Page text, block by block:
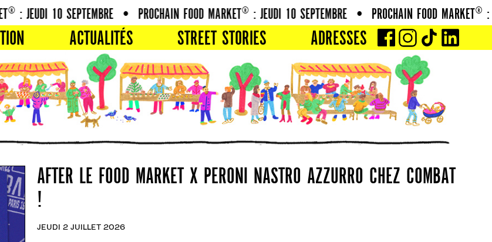
: JEUDI 10 SEPTEMBRE • PROCHAIN FOOD MARKET® : JEUDI 10 SEPTEMBRE • PROCHAIN FOOD MARKET® :
ACTUALITÉS STREET STORIES ADRESSES
AFTER LE FOOD MARKET X PERONI NASTRO AZZURRO CHEZ COMBAT
!
JEUDI 2 JUILLET 2026